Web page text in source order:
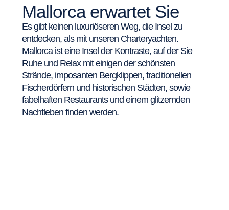
Mallorca erwartet Sie
Es gibt keinen luxuriöseren Weg, die Insel zu
entdecken, als mit unseren Charteryachten.
Mallorca ist eine Insel der Kontraste, auf der Sie
Ruhe und Relax mit einigen der schönsten
Strände, imposanten Bergklippen, traditionellen
Fischerdörfern und historischen Städten, sowie
fabelhaften Restaurants und einem glitzernden
Nachtleben finden werden.